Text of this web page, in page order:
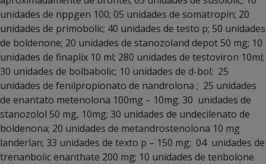
unidades de nppgen 100; 05 unidades de somatropin; 20
unidades de primobolic; 40 unidades de testo p; 50 unidades
de boldenone; 20 unidades de stanozoland depot 50 mg; 10
unidades de finaplix 10 ml; 280 unidades de testoviron 10ml;
30 unidades de bolbabolic; 10 unidades de d-bol; 25
unidades de fenilpropionato de nandrolona ; 25 unidades
de enantato metenolona 100mg – 10mg; 30 unidades de
stanozolol 50 mg, 10mg; 30 unidades de undecilenato de
boldenona; 20 unidades de metandrostenolona 10 mg
landerlan; 33 unidades de texto p – 150 mg; 04 unidades de
trenanbolic enanthate 200 mg; 10 unidades de tenbolone